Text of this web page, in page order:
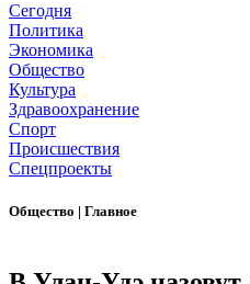
Сегодня
Политика
Экономика
Общество
Культура
Здравоохранение
Спорт
Происшествия
Спецпроекты
Общество | Главное